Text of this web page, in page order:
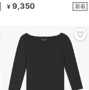
¥ 9,350 新着